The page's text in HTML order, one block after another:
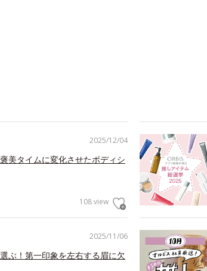
2025/12/04
美タイムに変化させたボディシ
108 view
2025/11/06
ぶ！第一印象を左右する眉に欠